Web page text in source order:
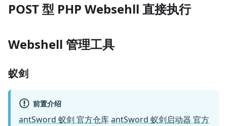
POST 型 PHP Websehll 直接执行
Webshell 管理工具
蚁剑
前置介绍
antSword 蚁剑 官方仓库antSword 蚁剑启动器 官方